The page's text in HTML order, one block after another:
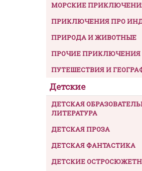
МОРСКИЕ
ПРИКЛЮЧЕНИЯ ПРО
ПРИРОДА И ЖИВОТНЫЕ
ПРОЧИЕ ПРИКЛЮЧЕНИЯ
ПУТЕШЕСТВИЯ И
Детские
ДЕТСКАЯ
ЛИТЕРАТУРА
ДЕТСКАЯ ПРОЗА
ДЕТСКАЯ ФАНТАСТИКА
ДЕТСКИЕ